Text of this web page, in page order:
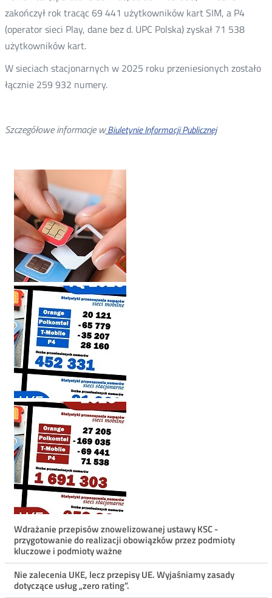
Menu
ostatnie
aktualności
Wdrażanie przepisów znowelizowanej ustawy KSC -
przygotowanie do realizacji obowiązków przez podmioty
kluczowe i podmioty ważne
Nie zalecenia UKE, lecz przepisy UE. Wyjaśniamy zasady
dotyczące usług „zero rating”.
zakończył rok tracąc 69 441 użytkowników kart SIM, a P4
(operator sieci Play, dane bez d. UPC Polska) zyskał 71 538
użytkowników kart.
W sieciach stacjonarnych w 2025 roku przeniesionych zostało
łącznie 259 932 numery.
Szczegółowe informacje wBiuletynie Informacji Publicznej